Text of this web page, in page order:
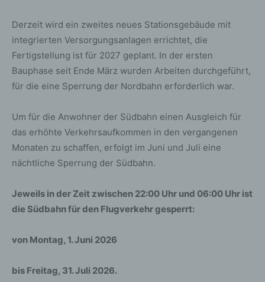
Derzeit wird ein zweites neues Stationsgebäude mit
integrierten Versorgungsanlagen errichtet, die
Fertigstellung ist für 2027 geplant. In der ersten
Bauphase seit Ende März wurden Arbeiten durchgeführt,
für die eine Sperrung der Nordbahn erforderlich war.
Um für die Anwohner der Südbahn einen Ausgleich für
das erhöhte Verkehrsaufkommen in den vergangenen
Monaten zu schaffen, erfolgt im Juni und Juli eine
nächtliche Sperrung der Südbahn.
Jeweils in der Zeit zwischen 22:00 Uhr und 06:00 Uhr ist
die Südbahn für den Flugverkehr gesperrt:
von Montag, 1. Juni 2026
bis Freitag, 31. Juli 2026.